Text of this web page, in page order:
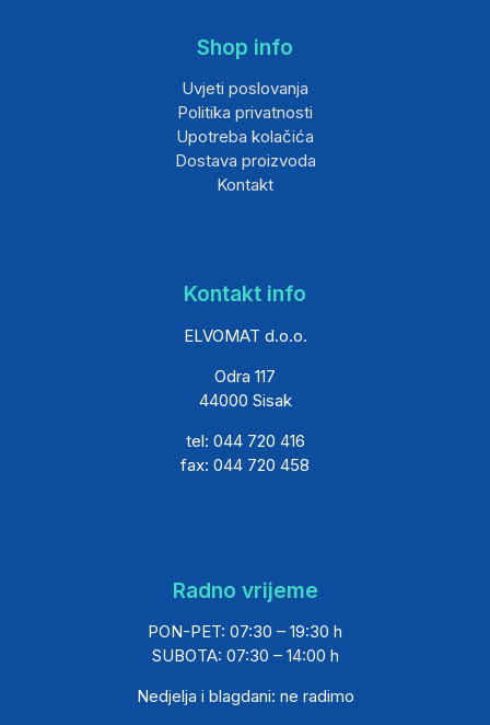
Shop info
Uvjeti poslovanja
Politika privatnosti
Upotreba kolačića
Dostava proizvoda
Kontakt
Kontakt info
ELVOMAT d.o.o.
Odra 117
44000 Sisak
tel: 044 720 416
fax: 044 720 458
Radno vrijeme
PON-PET: 07:30 – 19:30 h
SUBOTA: 07:30 – 14:00 h
Nedjelja i blagdani: ne radimo